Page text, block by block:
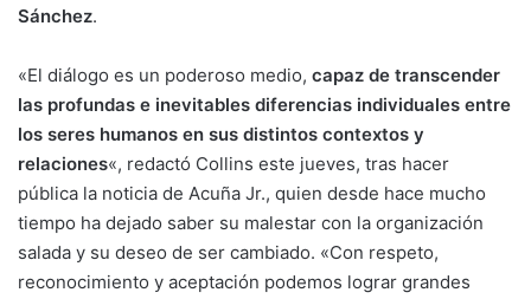
Sánchez.
«El diálogo es un poderoso medio, capaz de transcender
las profundas e inevitables diferencias individuales entre
los seres humanos en sus distintos contextos y
relaciones«, redactó Collins este jueves, tras hacer
pública la noticia de Acuña Jr., quien desde hace mucho
tiempo ha dejado saber su malestar con la organización
salada y su deseo de ser cambiado. «Con respeto,
reconocimiento y aceptación podemos lograr grandes